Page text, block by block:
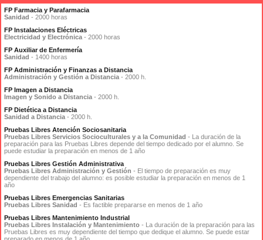
FP Farmacia y Parafarmacia
Sanidad - 2000 horas
FP Instalaciones Eléctricas
Electricidad y Electrónica - 2000 horas
FP Auxiliar de Enfermería
Sanidad - 1400 horas
FP Administración y Finanzas a Distancia
Administración y Gestión a Distancia - 2000 h.
FP Imagen a Distancia
Imagen y Sonido a Distancia - 2000 h.
FP Dietética a Distancia
Sanidad a Distancia - 2000 h.
Pruebas Libres Atención Sociosanitaria
Pruebas Libres Servicios Socioculturales y a la Comunidad - La duración de la
preparación para las Pruebas Libres depende del tiempo dedicado por el alumno. Se
puede estudiar la preparación en menos de 1 año
Pruebas Libres Gestión Administrativa
Pruebas Libres Administración y Gestión - El tiempo de preparación es muy
dependiente del trabajo del alumno: es posible estudiar la preparación en menos de 1
año
Pruebas Libres Emergencias Sanitarias
Pruebas Libres Sanidad - Es factible prepararse en menos de 1 año
Pruebas Libres Mantenimiento Industrial
Pruebas Libres Instalación y Mantenimiento - La duración de la preparación para las
Pruebas Libres es muy dependiente del tiempo que dedique el alumno. Se puede estar